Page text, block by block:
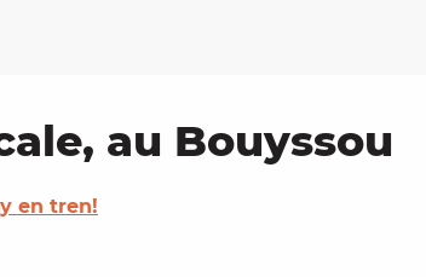
au Bouyssou
en tren!